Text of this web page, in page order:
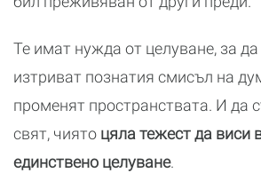
Те имат нужда от целуване, за
изтриват познатия смисъл на
променят пространствата. И да
свят, чиято цяла тежест да виси
единствено целуване.